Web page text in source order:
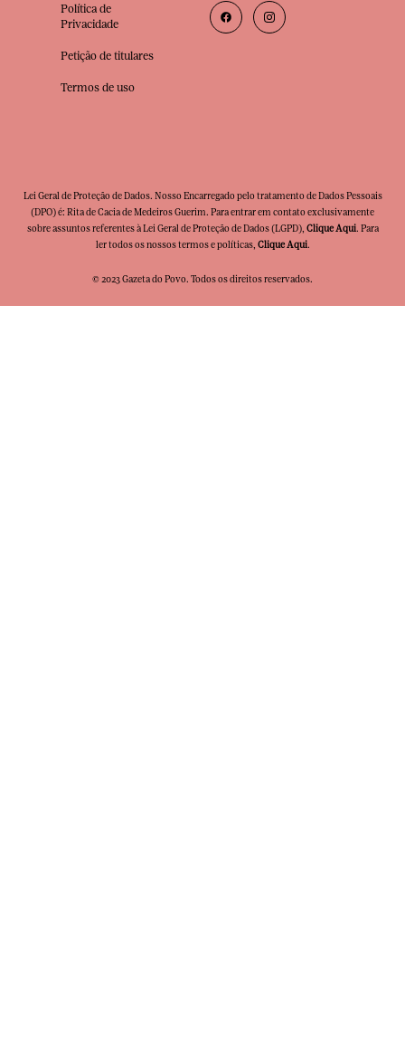
Política de
Privacidade
Petição de titulares
Termos de uso
Lei Geral de Proteção de Dados. Nosso Encarregado pelo tratamento de Dados Pessoais
(DPO) é: Rita de Cacia de Medeiros Guerim. Para entrar em contato exclusivamente
sobre assuntos referentes à Lei Geral de Proteção de Dados (LGPD), Clique Aqui. Para
ler todos os nossos termos e políticas, Clique Aqui.
© 2023 Gazeta do Povo. Todos os direitos reservados.